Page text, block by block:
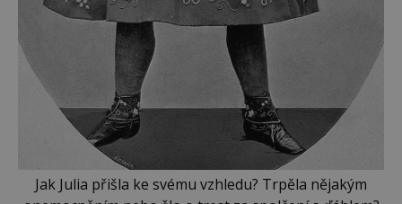
Jak Julia přišla ke svému vzhledu? Trpěla nějakým